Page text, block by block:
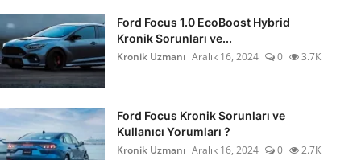
Ford Focus 1.0 EcoBoost Hybrid
Kronik Sorunları ve...
Kronik Uzmanı Aralık 16, 2024 0 3.7K
Ford Focus Kronik Sorunları ve
Kullanıcı Yorumları ?
Kronik Uzmanı Aralık 16, 2024 0 2.7K